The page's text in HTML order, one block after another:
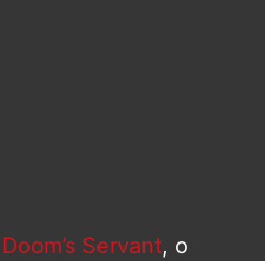
Doom’s Servant, o